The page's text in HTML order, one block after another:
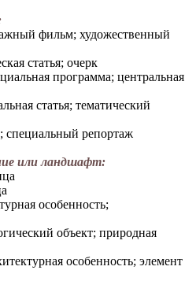
фильм; художественный
статья; очерк
программа; центральная
статья; тематический
специальный репортаж
или ландшафт:
особенность;
объект; природная
особенность; элемент